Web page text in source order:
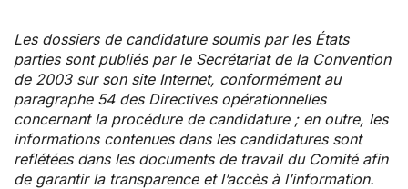
Les dossiers de candidature soumis par les États
parties sont publiés par le Secrétariat de la Convention
de 2003 sur son site Internet, conformément au
paragraphe 54 des Directives opérationnelles
concernant la procédure de candidature ; en outre, les
informations contenues dans les candidatures sont
reflétées dans les documents de travail du Comité afin
de garantir la transparence et l’accès à l’information.